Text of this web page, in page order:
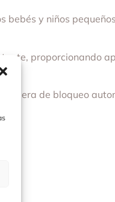
bebés y niños
proporcionando
de bloqueo